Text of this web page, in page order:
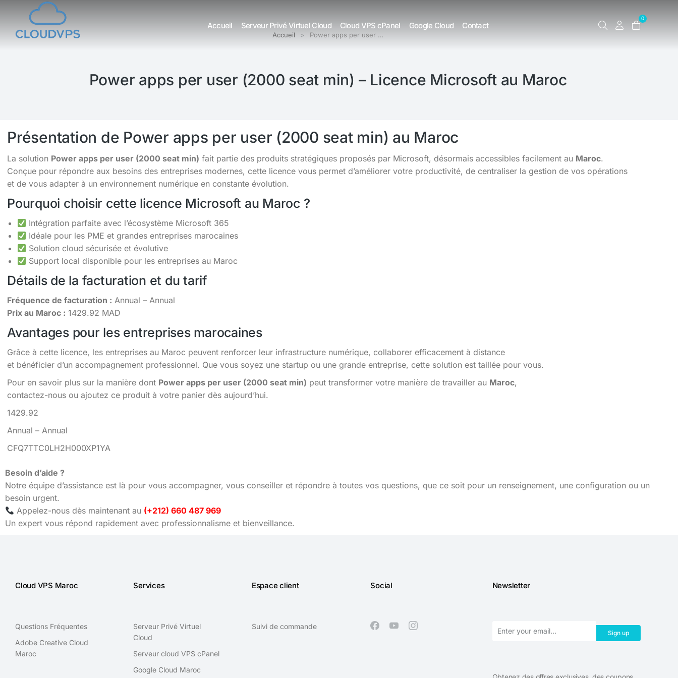
Accueil Serveur Privé Virtuel Cloud Cloud VPS cPanel Google Cloud Contact
0
Vous êtes ici : Accueil Power apps per user …
Power apps per user (2000 seat min) – Licence Microsoft au Maroc
Présentation de Power apps per user (2000 seat min) au Maroc
La solution Power apps per user (2000 seat min) fait partie des produits stratégiques proposés par Microsoft, désormais accessibles facilement au Maroc.
Conçue pour répondre aux besoins des entreprises modernes, cette licence vous permet d’améliorer votre productivité, de centraliser la gestion de vos opérations
et de vous adapter à un environnement numérique en constante évolution.
Pourquoi choisir cette licence Microsoft au Maroc ?
Intégration parfaite avec l’écosystème Microsoft 365
Idéale pour les PME et grandes entreprises marocaines
Solution cloud sécurisée et évolutive
Support local disponible pour les entreprises au Maroc
Détails de la facturation et du tarif
Fréquence de facturation : Annual – Annual
Prix au Maroc : 1429.92 MAD
Avantages pour les entreprises marocaines
Grâce à cette licence, les entreprises au Maroc peuvent renforcer leur infrastructure numérique, collaborer efficacement à distance
et bénéficier d’un accompagnement professionnel. Que vous soyez une startup ou une grande entreprise, cette solution est taillée pour vous.
Pour en savoir plus sur la manière dont Power apps per user (2000 seat min) peut transformer votre manière de travailler au Maroc,
contactez-nous ou ajoutez ce produit à votre panier dès aujourd’hui.
1429.92
Annual – Annual
CFQ7TTC0LH2H000XP1YA
Besoin d’aide ?
Notre équipe d’assistance est là pour vous accompagner, vous conseiller et répondre à toutes vos questions, que ce soit pour un renseignement, une configuration ou un
besoin urgent.
Appelez-nous dès maintenant au (+212) 660 487 969
Un expert vous répond rapidement avec professionnalisme et bienveillance.
Cloud VPS Maroc
Questions Fréquentes
Adobe Creative Cloud
Maroc
Services
Serveur Privé Virtuel
Cloud
Serveur cloud VPS cPanel
Google Cloud Maroc
Espace client
Suivi de commande
Social Newsletter
Sign up